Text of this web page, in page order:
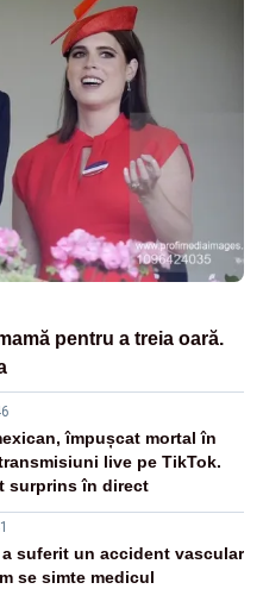
pentru a treia oară.
împușcat mortal în
live pe TikTok.
surprins în direct
suferit un accident vascular
se simte medicul